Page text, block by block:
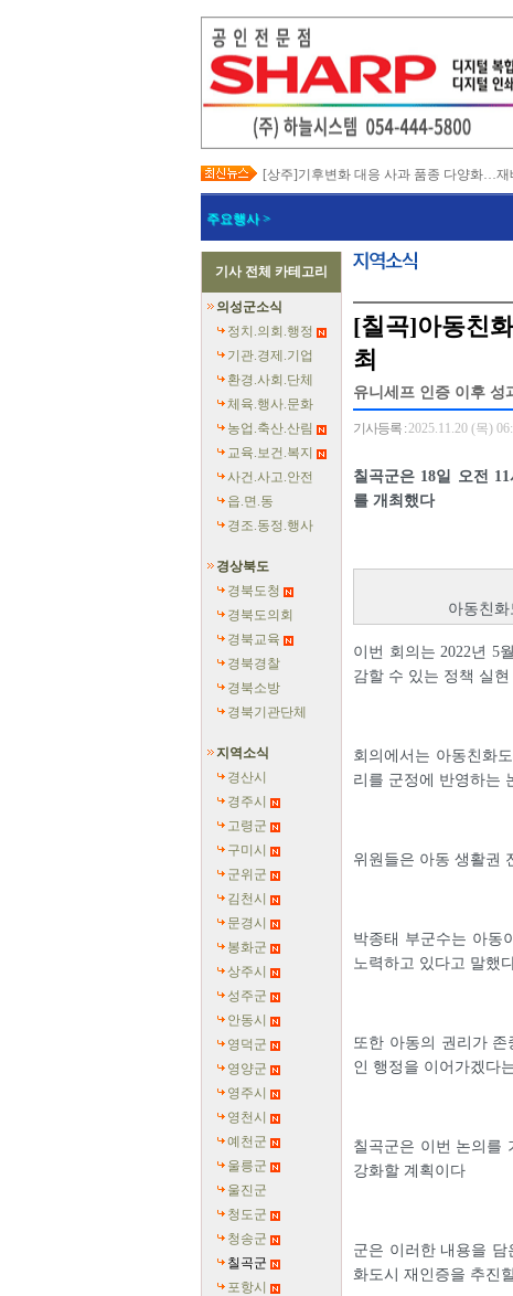
[상주]기후변화 대응 사과 품종 다양화…재
[봉화]‘K-베트남 밸리 특구’ 최종 지정
[김천]지방세입 체납관리단 본격 가동…맞
[고령]가뭄 장기화 총력 대응…농업용수 확
[경주]경주역 KTX·KTX-이음 증편…수도권
[경북교육청]‘수리력+ 웹 콘텐츠’ 개발…맞
[경북도청]‘말산업 특구’ 키운다…한국마사
[구미]예능 타고 뜬 구미 관광…‘갓 튀긴 라
[경북교육청]일본 방위백서 독도 영유권 주
주요행사 >
기사 전체 카테고리
의성군소식
정치.의회.행정
기관.경제.기업
환경.사회.단체
체육.행사.문화
농업.축산.산림
교육.보건.복지
사건.사고.안전
읍.면.동
경조.동정.행사
경상북도
경북도청
경북도의회
경북교육
경북경찰
경북소방
경북기관단체
지역소식
경산시
경주시
고령군
구미시
군위군
김천시
문경시
봉화군
상주시
성주군
안동시
영덕군
영양군
영주시
영천시
예천군
울릉군
울진군
청도군
청송군
칠곡군
포항시
[칠곡]아동친
최
유니세프 인증 이후 성
기사등록 :2025.11.20 (목)
칠곡군은 18일 오전
를 개최했다
아동친
이번 회의는 2022년 5
감할 수 있는 정책 실
회의에서는 아동친화
리를 군정에 반영하는
위원들은 아동 생활권
박종태 부군수는 아동
노력하고 있다고 말했
또한 아동의 권리가
인 행정을 이어가겠다
칠곡군은 이번 논의를
강화할 계획이다
군은 이러한 내용을
화도시 재인증을 추진